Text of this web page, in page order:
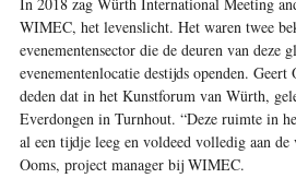
WIMEC, het levenslicht. Het waren twee
evenementensector die de deuren van deze
evenementenlocatie destijds openden.
deden dat in het Kunstforum van Würth,
Everdongen in Turnhout. “Deze ruimte in
al een tijdje leeg en voldeed volledig aan
Ooms, project manager bij WIMEC.